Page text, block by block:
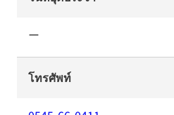
ー
โทรศัพท์